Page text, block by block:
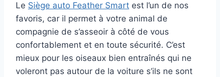
Le Siège auto Feather Smart est l’un de nos
favoris, car il permet à votre animal de
compagnie de s’asseoir à côté de vous
confortablement et en toute sécurité. C’est
mieux pour les oiseaux bien entraînés qui ne
voleront pas autour de la voiture s’ils ne sont